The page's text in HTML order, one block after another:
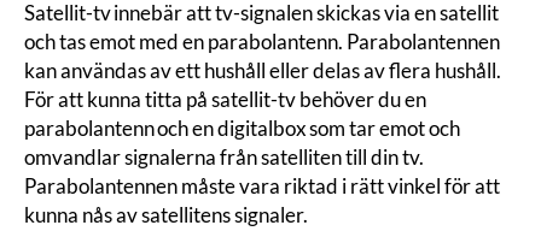
Satellit-tv innebär att tv-signalen skickas via en satellit
och tas emot med en parabolantenn. Parabolantennen
kan användas av ett hushåll eller delas av flera hushåll.
För att kunna titta på satellit-tv behöver du en
parabolantenn och en digitalbox som tar emot och
omvandlar signalerna från satelliten till din tv.
Parabolantennen måste vara riktad i rätt vinkel för att
kunna nås av satellitens signaler.